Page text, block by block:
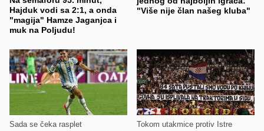
Hajduk vodi sa 2:1, a onda
"magija" Hamze Jaganjca i
muk na Poljudu!
"Više nije član našeg kluba"
Sada se čeka rasplet Tokom utakmice protiv Istre